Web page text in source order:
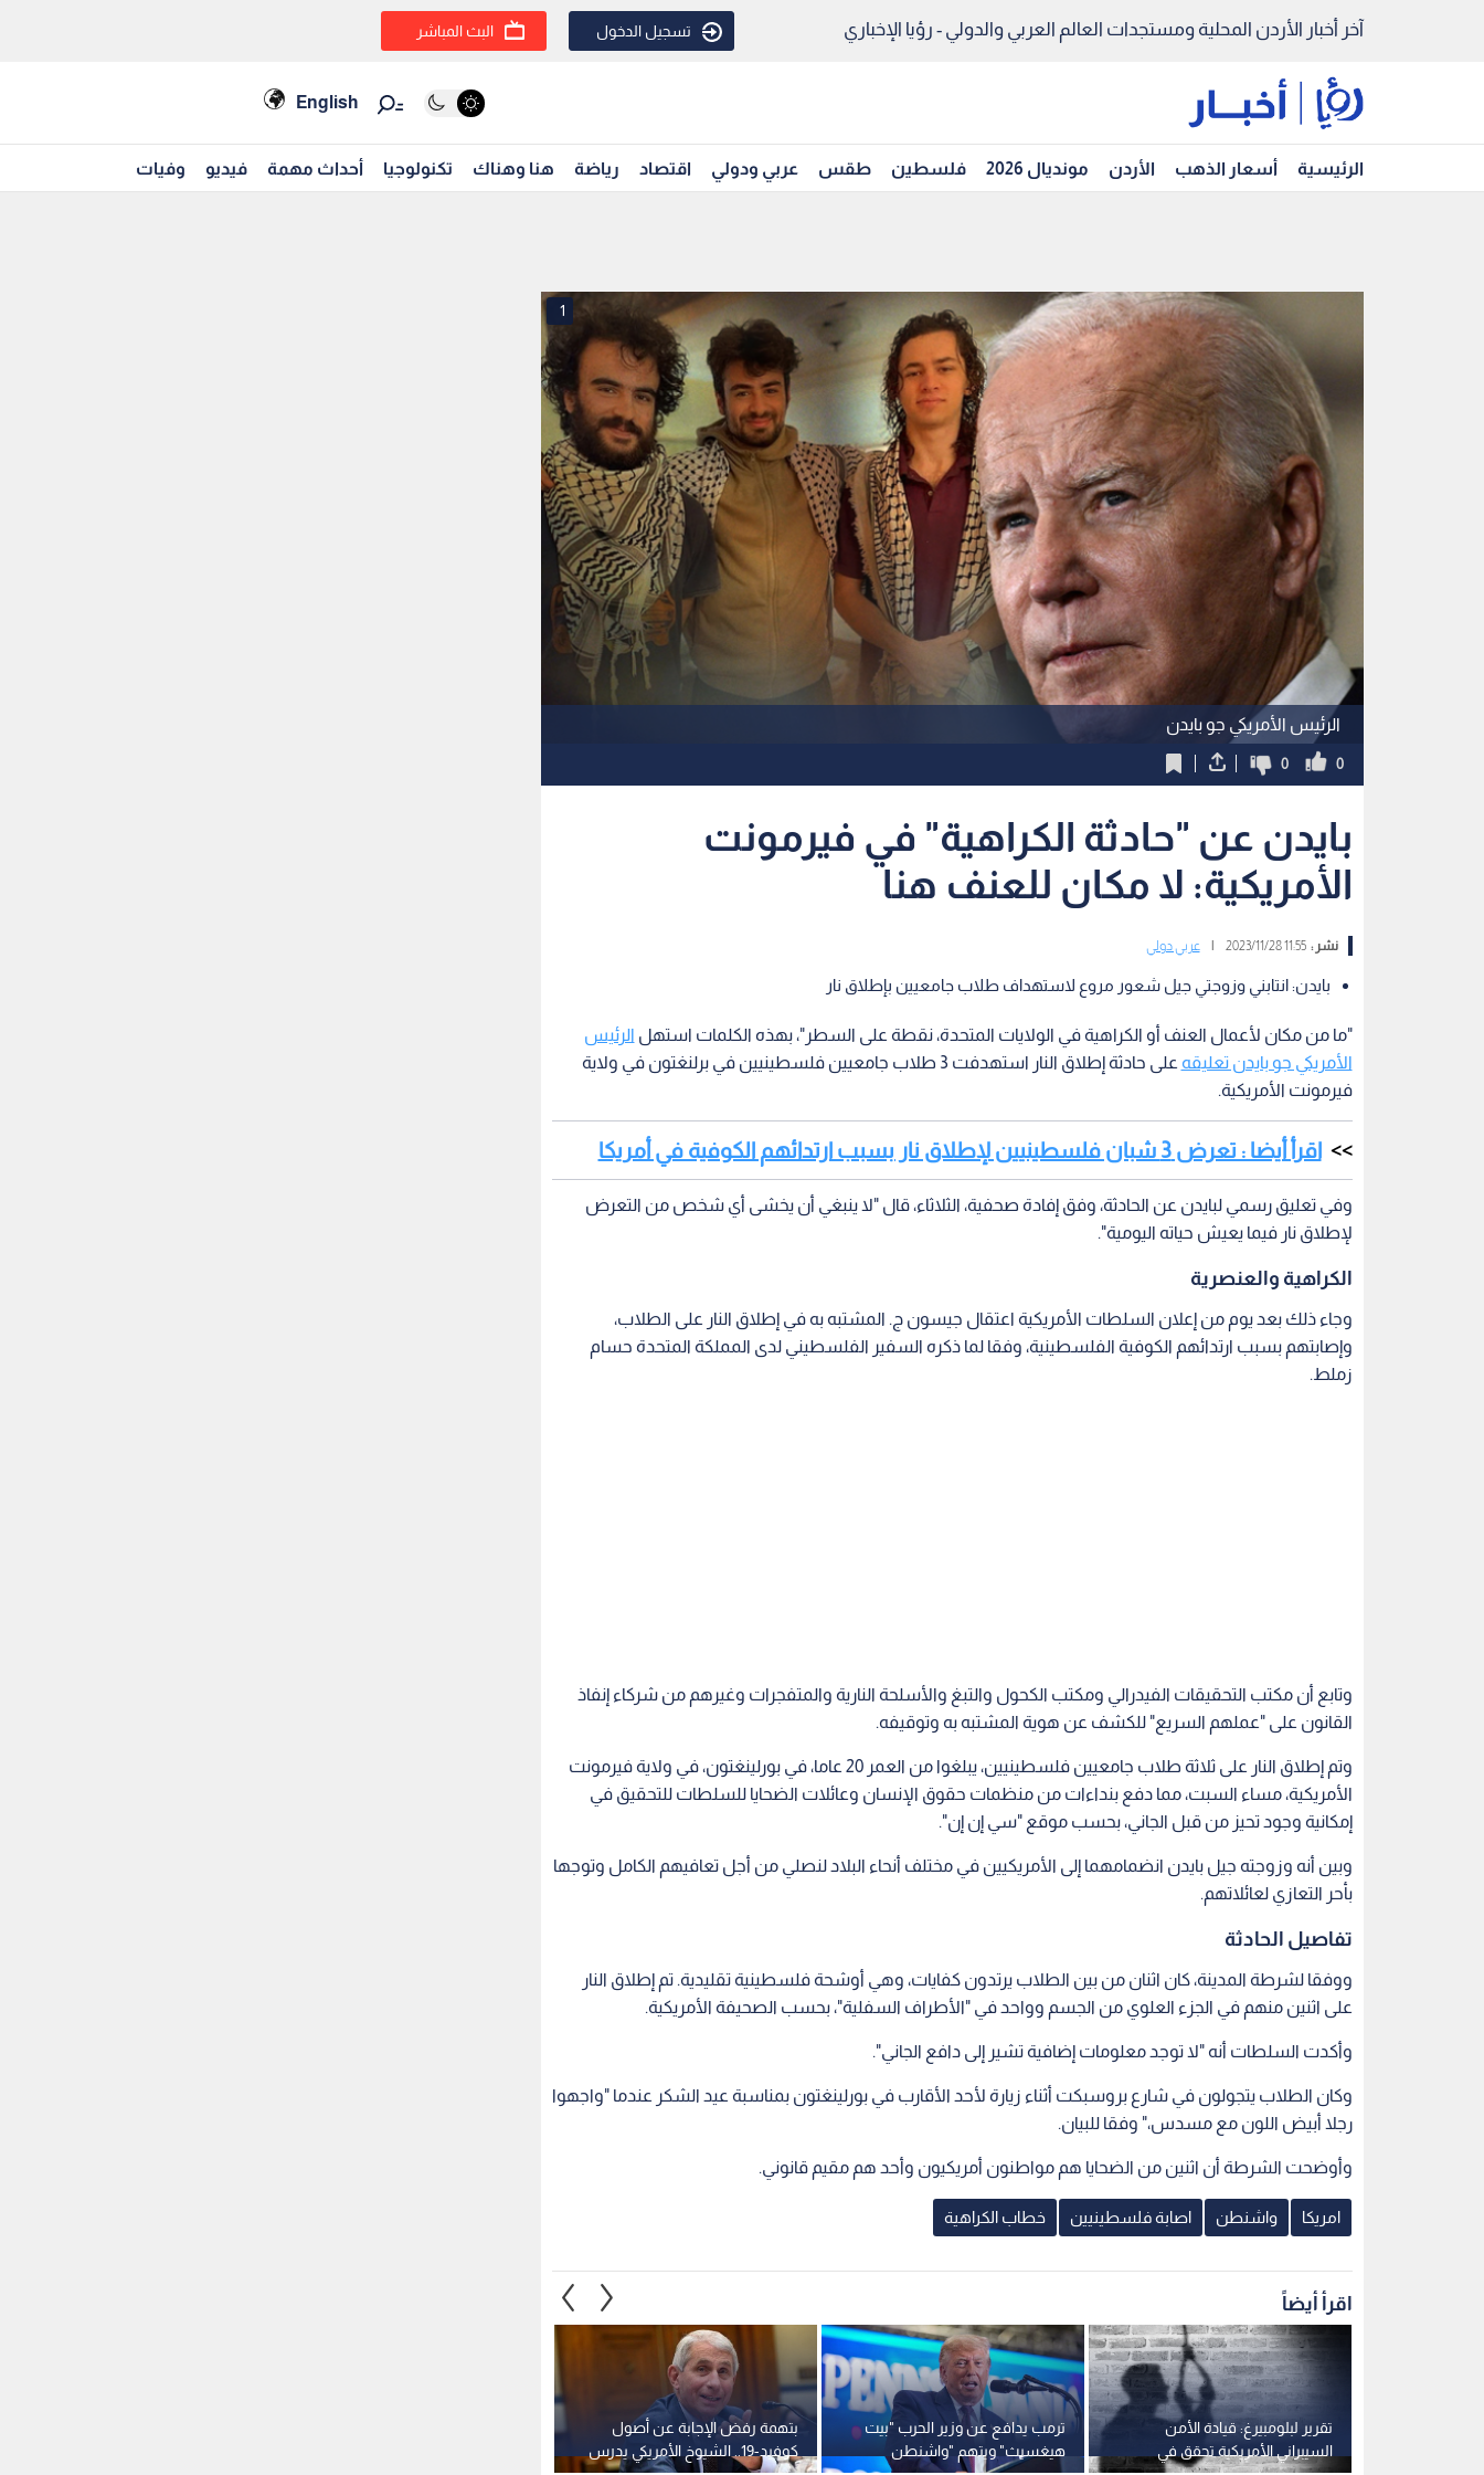
آخر أخبار الأردن المحلية ومستجدات العالم العربي والدولي - رؤيا الإخباري تسجيل الدخول البث المباشر
English
الرئيسية أسعار الذهب الأردن مونديال 2026 فلسطين طقس عربي ودولي اقتصاد رياضة هنا وهناك تكنولوجيا أحداث مهمة فيديو وفيات
الرئيس الأمريكي جو بايدن
1
0
0
بايدن عن "حادثة الكراهية" في فيرمونت
الأمريكية: لا مكان للعنف هنا
نشر :11:55 2023/11/28 عربي دولي
بايدن: انتابني وزوجتي جيل شعور مروع لاستهداف طلاب جامعيين بإطلاق نار
"ما من مكان لأعمال العنف أو الكراهية في الولايات المتحدة، نقطة على السطر"، بهذه الكلمات استهل الرئيس
الأمريكي جو بايدن تعليقه
على حادثة إطلاق النار استهدفت 3 طلاب جامعيين فلسطينيين في برلنغتون في ولاية
فيرمونت الأمريكية.
اقرأ أيضا : تعرض 3 شبان فلسطينيين لإطلاق نار بسبب ارتدائهم الكوفية في أمريكا
وفي تعليق رسمي لبايدن عن الحادثة، وفق إفادة صحفية، الثلاثاء، قال "لا ينبغي أن يخشى أي شخص من التعرض
لإطلاق نار فيما يعيش حياته اليومية".
الكراهية والعنصرية
وجاء ذلك بعد يوم من إعلان السلطات الأمريكية اعتقال جيسون ج. المشتبه به في إطلاق النار على الطلاب،
وإصابتهم بسبب ارتدائهم الكوفية الفلسطينية، وفقا لما ذكره السفير الفلسطيني لدى المملكة المتحدة حسام
زملط.
وتابع أن مكتب التحقيقات الفيدرالي ومكتب الكحول والتبغ والأسلحة النارية والمتفجرات وغيرهم من شركاء إنفاذ
القانون على "عملهم السريع" للكشف عن هوية المشتبه به وتوقيفه.
وتم إطلاق النار على ثلاثة طلاب جامعيين فلسطينيين، يبلغوا من العمر 20 عاما، في بورلينغتون، في ولاية فيرمونت
الأمريكية، مساء السبت، مما دفع بنداءات من منظمات حقوق الإنسان وعائلات الضحايا للسلطات للتحقيق في
إمكانية وجود تحيز من قبل الجاني، بحسب موقع "سي إن إن".
وبين أنه وزوجته جيل بايدن انضمامهما إلى الأمريكيين في مختلف أنحاء البلاد لنصلي من أجل تعافيهم الكامل وتوجها
بأحر التعازي لعائلاتهم.
تفاصيل الحادثة
ووفقا لشرطة المدينة، كان اثنان من بين الطلاب يرتدون كفايات، وهي أوشحة فلسطينية تقليدية. تم إطلاق النار
على اثنين منهم في الجزء العلوي من الجسم وواحد في "الأطراف السفلية"، بحسب الصحيفة الأمريكية.
وأكدت السلطات أنه "لا توجد معلومات إضافية تشير إلى دافع الجاني".
وكان الطلاب يتجولون في شارع بروسبكت أثناء زيارة لأحد الأقارب في بورلينغتون بمناسبة عيد الشكر عندما "واجهوا
رجلا أبيض اللون مع مسدس،" وفقا للبيان.
وأوضحت الشرطة أن اثنين من الضحايا هم مواطنون أمريكيون وأحد هم مقيم قانوني.
امريكا واشنطن اصابة فلسطينيين خطاب الكراهية
اقرأ أيضاً
بتهمة رفض الإجابة عن أصول
كوفيد-19.. الشيوخ الأمريكي يدرس
ترمب يدافع عن وزير الحرب "بيت
هيغسيث" ويتهم "واشنطن
تقرير لبلومبيرغ: قيادة الأمن
السيبراني الأمريكية تحقق في